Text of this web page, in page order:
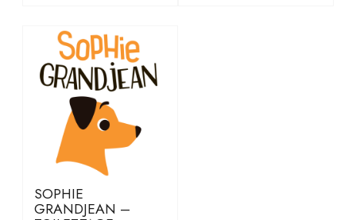
SOPHIE
GRANDJEAN –